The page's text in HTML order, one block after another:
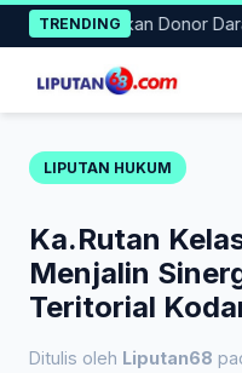
Skip
to
content
TRENDING
Gerakan Donor Darah
LIPUTAN HUKUM
Ka.Rutan
Menjalin
Teritorial
Ditulis oleh Liputan68